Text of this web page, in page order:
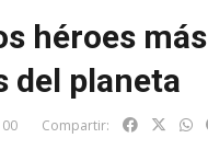
héroes más
del planeta
00 Compartir: